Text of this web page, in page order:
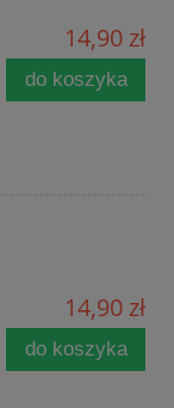
14,90 zł
do koszyka
14,90 zł
do koszyka